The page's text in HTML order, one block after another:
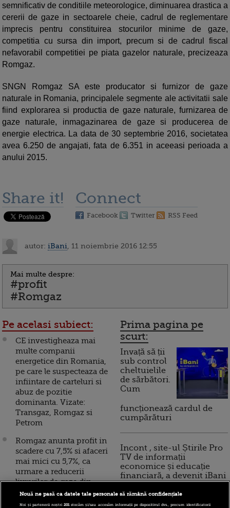
semnificativ de conditiile meteorologice, diminuarea drastica a
cererii de gaze in sectoarele cheie, cadrul de reglementare
imprecis pentru constituirea stocurilor minime de gaze,
competitia cu sursa din import, precum si de cadrul fiscal
nefavorabil competitiei pe piata gazelor naturale, precizeaza
Romgaz.
SNGN Romgaz SA este producator si furnizor de gaze
naturale in Romania, principalele segmente ale activitatii sale
fiind explorarea si productia de gaze naturale, furnizarea de
gaze naturale, inmagazinarea de gaze si producerea de
energie electrica. La data de 30 septembrie 2016, societatea
avea 6.250 de angajati, fata de 6.351 in aceeasi perioada a
anului 2015.
Share it! Connect
Facebook Twitter RSS Feed
autor: iBani , 11 noiembrie 2016 12:55
Mai multe despre:
#profit
#Romgaz
Pe acelasi subiect:
CE investigheaza mai
multe companii
energetice din Romania,
pe care le suspecteaza de
infiintare de carteluri si
abuz de pozitie
dominanta. Vizate:
Transgaz, Romgaz si
Petrom
Romgaz anunta profit in
scadere cu 7,5% si afaceri
mai mici cu 5,7%, ca
urmare a reducerii
livrarilor de gaze din
import
Prima pagina pe
scurt:
Invață să ții
sub control
cheltuielile
de sărbători.
Cum
funcționează cardul de
cumpărături
Incont , site-ul Știrile Pro
TV de informații
economice și educație
financiară, a devenit iBani
10 reguli pentru decizii
Nouă ne pasă ca datele tale personale să rămână confidențiale
Noi și partenerii noștri201stocăm și/sau accesăm informații pe dispozitivul dvs., precum identificatorii